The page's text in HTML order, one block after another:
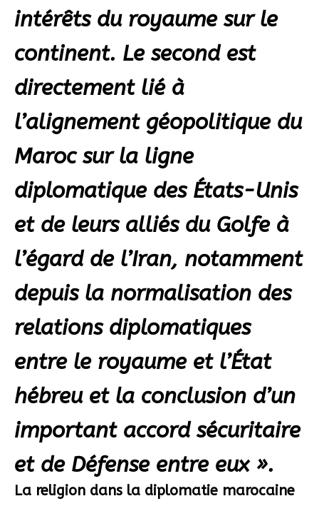
intérêts du royaume sur le
continent. Le second est
directement lié à
l’alignement géopolitique du
Maroc sur la ligne
diplomatique des États-Unis
et de leurs alliés du Golfe à
l’égard de l’Iran, notamment
depuis la normalisation des
relations diplomatiques
entre le royaume et l’État
hébreu et la conclusion d’un
important accord sécuritaire
et de Défense entre eux ».
La religion dans la diplomatie marocaine